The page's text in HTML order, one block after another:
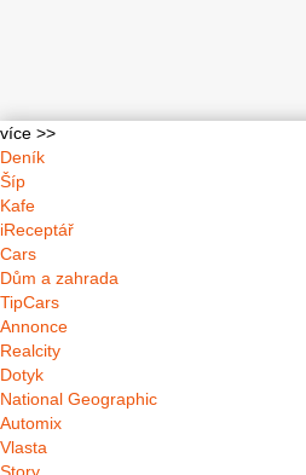
více >>
Deník
Šíp
Kafe
iReceptář
Cars
Dům a zahrada
TipCars
Annonce
Realcity
Dotyk
National Geographic
Automix
Vlasta